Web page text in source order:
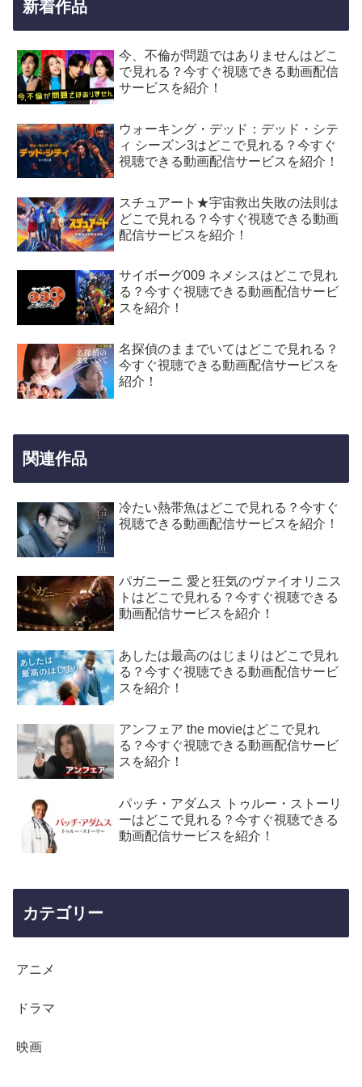
新着作品
今、不倫が問題ではありませんはどこ
で見れる？今すぐ視聴できる動画配信
サービスを紹介！
ウォーキング・デッド：デッド・シテ
ィ シーズン3はどこで見れる？今すぐ
視聴できる動画配信サービスを紹介！
スチュアート★宇宙救出失敗の法則は
どこで見れる？今すぐ視聴できる動画
配信サービスを紹介！
サイボーグ009 ネメシスはどこで見れ
る？今すぐ視聴できる動画配信サービ
スを紹介！
名探偵のままでいてはどこで見れる？
今すぐ視聴できる動画配信サービスを
紹介！
関連作品
冷たい熱帯魚はどこで見れる？今すぐ
視聴できる動画配信サービスを紹介！
パガニーニ 愛と狂気のヴァイオリニス
トはどこで見れる？今すぐ視聴できる
動画配信サービスを紹介！
あしたは最高のはじまりはどこで見れ
る？今すぐ視聴できる動画配信サービ
スを紹介！
アンフェア the movieはどこで見れ
る？今すぐ視聴できる動画配信サービ
スを紹介！
パッチ・アダムス トゥルー・ストーリ
ーはどこで見れる？今すぐ視聴できる
動画配信サービスを紹介！
カテゴリー
アニメ
ドラマ
映画